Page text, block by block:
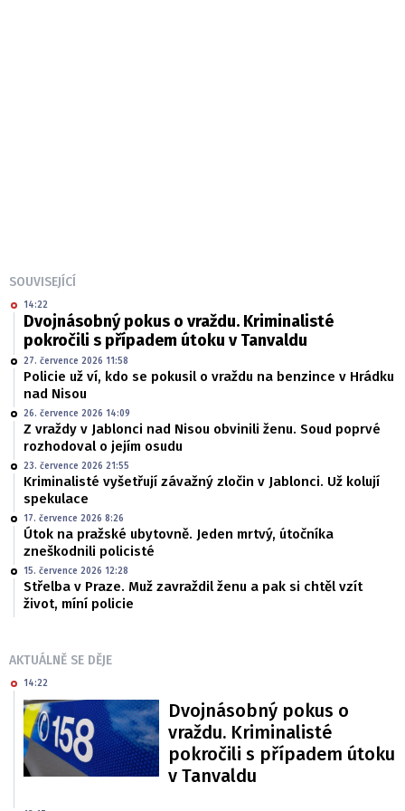
SOUVISEJÍCÍ
14:22
Dvojnásobný pokus o vraždu. Kriminalisté
pokročili s případem útoku v Tanvaldu
27. července 2026 11:58
Policie už ví, kdo se pokusil o vraždu na benzince v Hrádku
nad Nisou
26. července 2026 14:09
Z vraždy v Jablonci nad Nisou obvinili ženu. Soud poprvé
rozhodoval o jejím osudu
23. července 2026 21:55
Kriminalisté vyšetřují závažný zločin v Jablonci. Už kolují
spekulace
17. července 2026 8:26
Útok na pražské ubytovně. Jeden mrtvý, útočníka
zneškodnili policisté
15. července 2026 12:28
Střelba v Praze. Muž zavraždil ženu a pak si chtěl vzít
život, míní policie
AKTUÁLNĚ SE DĚJE
14:22
Dvojnásobný pokus o
vraždu. Kriminalisté
pokročili s případem útoku
v Tanvaldu